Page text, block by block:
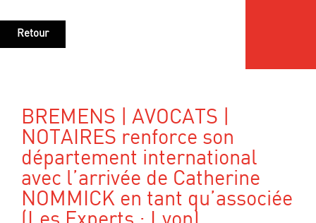
Retour
BREMENS | AVOCATS |
NOTAIRES renforce son
département international
avec l’arrivée de Catherine
NOMMICK en tant qu’associée